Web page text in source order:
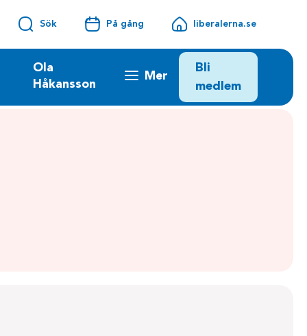
Sök På gång liberalerna.se
Ola
Håkansson
Mer
Bli
medlem